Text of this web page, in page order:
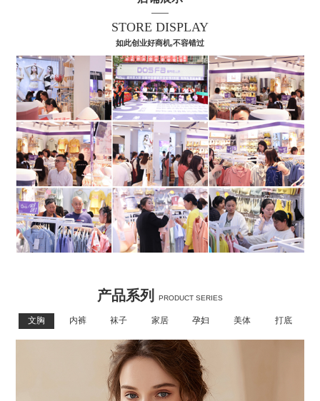
——
STORE DISPLAY
如此创业好商机,不容错过
产品系列 PRODUCT SERIES
文胸 内裤 袜子 家居 孕妇 美体 打底